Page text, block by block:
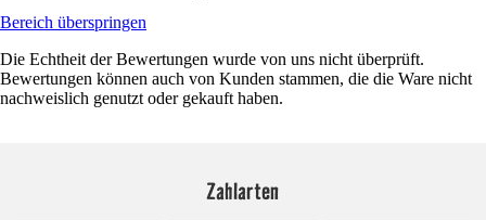
Bereich überspringen
Die Echtheit der Bewertungen wurde von uns nicht überprüft.
Bewertungen können auch von Kunden stammen, die die Ware nicht
nachweislich genutzt oder gekauft haben.
Zahlarten